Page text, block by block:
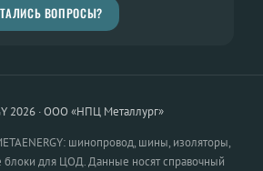
ВОПРОСЫ?
2026 · ООО «НПЦ Металлург»
шинопровод, шины, изоляторы,
блоки для ЦОД. Данные носят справочный